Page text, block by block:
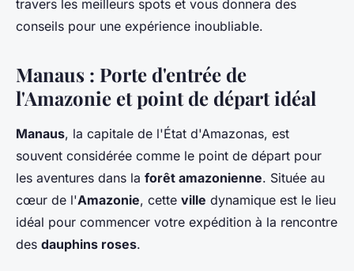
travers les meilleurs spots et vous donnera des
conseils pour une expérience inoubliable.
Manaus : Porte d'entrée de
l'Amazonie et point de départ idéal
Manaus, la capitale de l'État d'Amazonas, est
souvent considérée comme le point de départ pour
les aventures dans la forêt amazonienne. Située au
cœur de l'Amazonie, cette ville dynamique est le lieu
idéal pour commencer votre expédition à la rencontre
des dauphins roses.